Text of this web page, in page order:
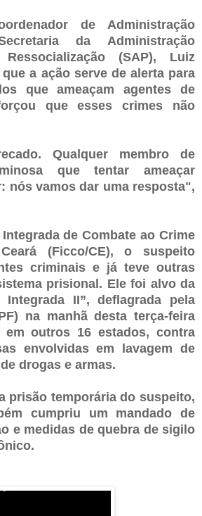
de Administração
da Administração
(SAP), Luiz
a ação serve de alerta para
que ameaçam agentes de
que esses crimes não
Qualquer membro de
que tentar ameaçar
nós vamos dar uma resposta",
de Combate ao Crime
(Ficco/CE), o suspeito
criminais e já teve outras
prisional. Ele foi alvo da
Integrada II”, deflagrada pela
na manhã desta terça-feira
em outros 16 estados, contra
envolvidas em lavagem de
drogas e armas.
prisão temporária do suspeito,
cumpriu um mandado de
e medidas de quebra de sigilo